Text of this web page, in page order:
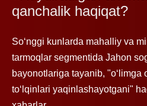
qanchalik haqiqat?
So‘nggi kunlarda mahalliy va
tarmoqlar segmentida Jahon
bayonotlariga tayanib,
to‘lqinlari yaqinlashayotgani"